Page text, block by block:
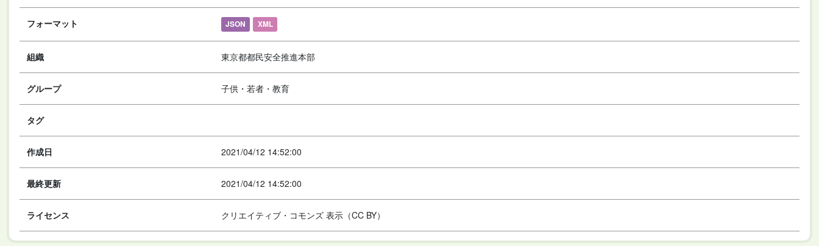
フォーマット JSON XML
組織 東京都都民安全推進本部
グループ 子供・若者・教育
タグ
作成日 2021/04/12 14:52:00
最終更新 2021/04/12 14:52:00
ライセンス クリエイティブ・コモンズ 表示（CC BY）